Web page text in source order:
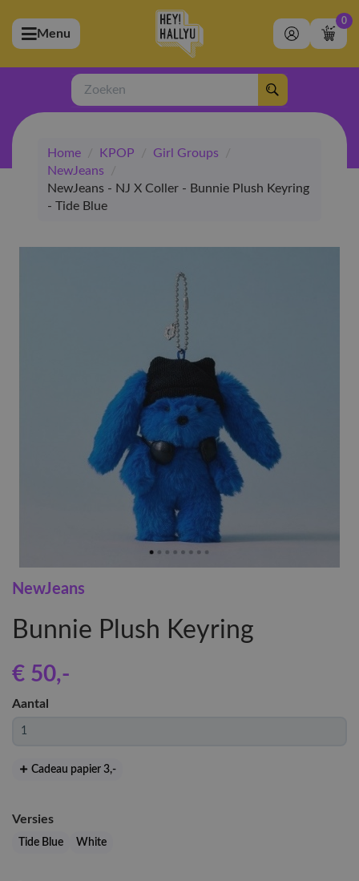
(Artiesten)
(Merchandise)
(Exclusive)
(Winkel)
Menu
0
Zoeken
Home / KPOP / Girl Groups
/
NewJeans
/
NewJeans - NJ X Coller - Bunnie Plush Keyring
- Tide Blue
NewJeans
Bunnie Plush Keyring
€ 50,-
Aantal
Cadeau papier 3,-
Versies
Tide Blue White